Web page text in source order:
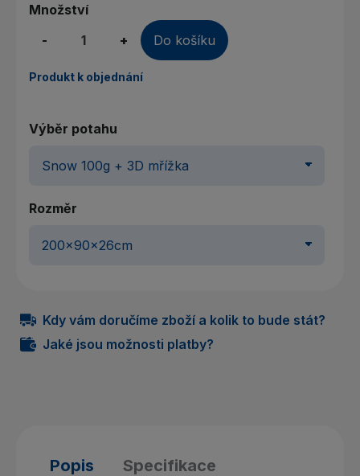
Množství
-
+ Do košíku
Produkt k objednání
Výběr potahu
Rozměr
Kdy vám doručíme zboží a kolik to bude stát?
Jaké jsou možnosti platby?
Popis Specifikace